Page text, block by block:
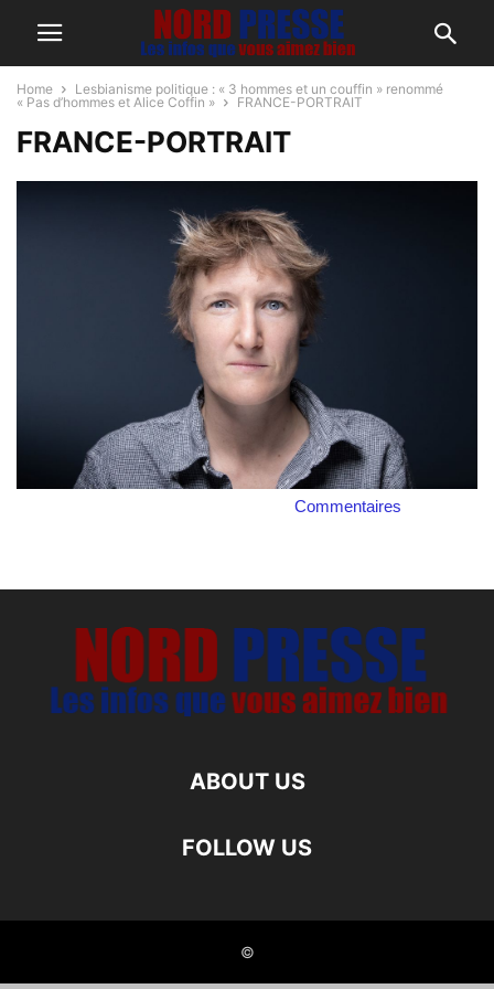
Home
Lesbianisme politique : « 3 hommes et un couffin » renommé
« Pas d’hommes et Alice Coffin »
FRANCE-PORTRAIT
FRANCE-PORTRAIT
Commentaires
ABOUT US
FOLLOW US
©